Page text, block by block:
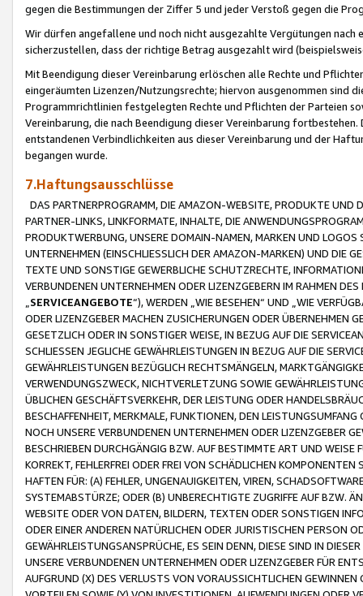
gegen die Bestimmungen der Ziffer 5 und jeder Verstoß gegen die
Wir dürfen angefallene und noch nicht ausgezahlte Vergütungen
sicherzustellen, dass der richtige Betrag ausgezahlt wird
Mit Beendigung dieser Vereinbarung erlöschen alle Rechte und
eingeräumten Lizenzen/Nutzungsrechte; hiervon ausgenommen sind
Programmrichtlinien festgelegten Rechte und Pflichten der Parteien
Vereinbarung, die nach Beendigung dieser Vereinbarung
entstandenen Verbindlichkeiten aus dieser Vereinbarung und der
begangen wurde.
7.Haftungsausschlüsse
DAS PARTNERPROGRAMM, DIE AMAZON-WEBSITE, PRODUKTE UND
PARTNER-LINKS, LINKFORMATE, INHALTE, DIE
PRODUKTWERBUNG, UNSERE DOMAIN-NAMEN, MARKEN UND
UNTERNEHMEN (EINSCHLIESSLICH DER AMAZON-MARKEN) UND DIE
TEXTE UND SONSTIGE GEWERBLICHE SCHUTZRECHTE,
VERBUNDENEN UNTERNEHMEN ODER LIZENZGEBERN IM RAHMEN
SERVICEANGEBOTE“), WERDEN „WIE BESEHEN“ UND „WIE
ODER LIZENZGEBER MACHEN ZUSICHERUNGEN ODER ÜBERNEHMEN
GESETZLICH ODER IN SONSTIGER WEISE, IN BEZUG AUF DIE
SCHLIESSEN JEGLICHE GEWÄHRLEISTUNGEN IN BEZUG AUF DIE
GEWÄHRLEISTUNGEN BEZÜGLICH RECHTSMÄNGELN,
VERWENDUNGSZWECK, NICHTVERLETZUNG SOWIE
ÜBLICHEN GESCHÄFTSVERKEHR, DER LEISTUNG ODER
BESCHAFFENHEIT, MERKMALE, FUNKTIONEN, DEN
NOCH UNSERE VERBUNDENEN UNTERNEHMEN ODER LIZENZGEBER
BESCHRIEBEN DURCHGÄNGIG BZW. AUF BESTIMMTE ART UND
KORREKT, FEHLERFREI ODER FREI VON SCHÄDLICHEN
HAFTEN FÜR: (A) FEHLER, UNGENAUIGKEITEN, VIREN,
SYSTEMABSTÜRZE; ODER (B) UNBERECHTIGTE ZUGRIFFE AUF BZW.
WEBSITE ODER VON DATEN, BILDERN, TEXTEN ODER SONSTIGEN
ODER EINER ANDEREN NATÜRLICHEN ODER JURISTISCHEN PERSON
GEWÄHRLEISTUNGSANSPRÜCHE, ES SEIN DENN, DIESE SIND IN
UNSERE VERBUNDENEN UNTERNEHMEN ODER LIZENZGEBER FÜR
AUFGRUND (X) DES VERLUSTS VON VORAUSSICHTLICHEN